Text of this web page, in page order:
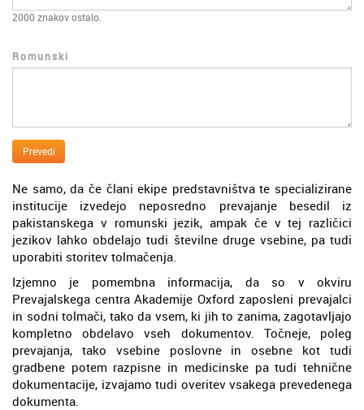
2000 znakov ostalo.
Romunski
Prevedi
Ne samo, da če člani ekipe predstavništva te specializirane
institucije izvedejo neposredno prevajanje besedil iz
pakistanskega v romunski jezik, ampak če v tej različici
jezikov lahko obdelajo tudi številne druge vsebine, pa tudi
uporabiti storitev tolmačenja.
Izjemno je pomembna informacija, da so v okviru
Prevajalskega centra Akademije Oxford zaposleni prevajalci
in sodni tolmači, tako da vsem, ki jih to zanima, zagotavljajo
kompletno obdelavo vseh dokumentov. Točneje, poleg
prevajanja, tako vsebine poslovne in osebne kot tudi
gradbene potem razpisne in medicinske pa tudi tehnične
dokumentacije, izvajamo tudi overitev vsakega prevedenega
dokumenta.